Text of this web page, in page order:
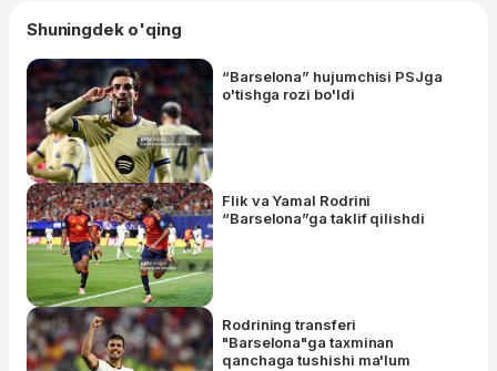
Shuningdek o'qing
“Barselona” hujumchisi PSJga
o'tishga rozi bo'ldi
Flik va Yamal Rodrini
“Barselona”ga taklif qilishdi
Rodrining transferi
"Barselona"ga taxminan
qanchaga tushishi ma'lum